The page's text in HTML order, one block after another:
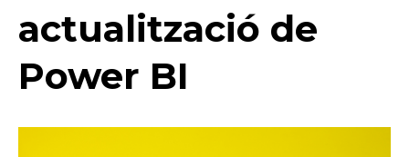
actualització de
Power BI